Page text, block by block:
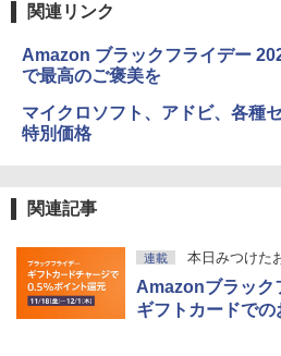
関連リンク
Amazon ブラックフライデー
で最高のご褒美を
マイクロソフト、アドビ、各種
特別価格
関連記事
連載 本日みつけた
Amazonブラック
ギフトカードで